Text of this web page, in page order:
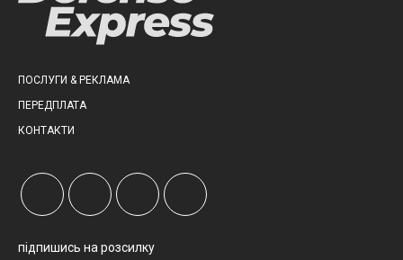
ПОСЛУГИ & РЕКЛАМА
ПЕРЕДПЛАТА
КОНТАКТИ
підпишись на розсилку